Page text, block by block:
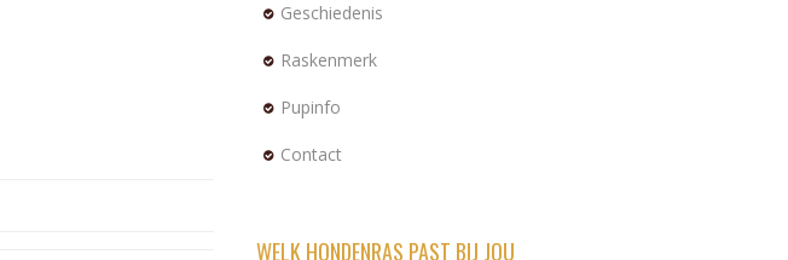
Geschiedenis
Raskenmerk
Pupinfo
Contact
WELK HONDENRAS PAST BIJ JOU